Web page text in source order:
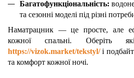
Багатофункціональність:
та сезонні моделі під різні
Наматрацник — це просте, але
кожної спальні. Оберіть
https://vizok.market/tekstyl/і
та комфорт кожної ночі.